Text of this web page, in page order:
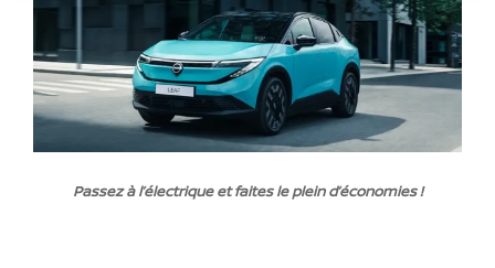
Passez à l’électrique et faites le plein d’économies !